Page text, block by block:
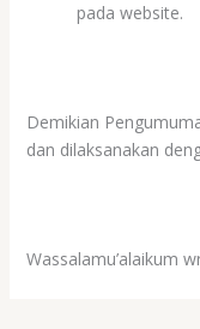
pada website.
Demikian
dan dilaksanakan
Wassalamu’alaikum